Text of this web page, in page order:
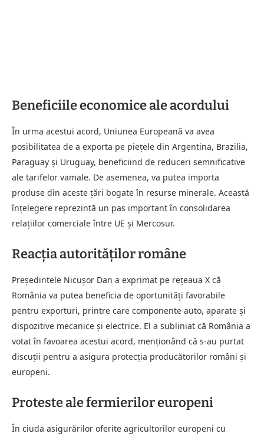
Beneficiile economice ale acordului
În urma acestui acord, Uniunea Europeană va avea
posibilitatea de a exporta pe piețele din Argentina, Brazilia,
Paraguay și Uruguay, beneficiind de reduceri semnificative
ale tarifelor vamale. De asemenea, va putea importa
produse din aceste țări bogate în resurse minerale. Această
înțelegere reprezintă un pas important în consolidarea
relațiilor comerciale între UE și Mercosur.
Reacția autorităților române
Președintele Nicușor Dan a exprimat pe rețeaua X că
România va putea beneficia de oportunități favorabile
pentru exporturi, printre care componente auto, aparate și
dispozitive mecanice și electrice. El a subliniat că România a
votat în favoarea acestui acord, menționând că s-au purtat
discuții pentru a asigura protecția producătorilor români și
europeni.
Proteste ale fermierilor europeni
În ciuda asigurărilor oferite agricultorilor europeni cu